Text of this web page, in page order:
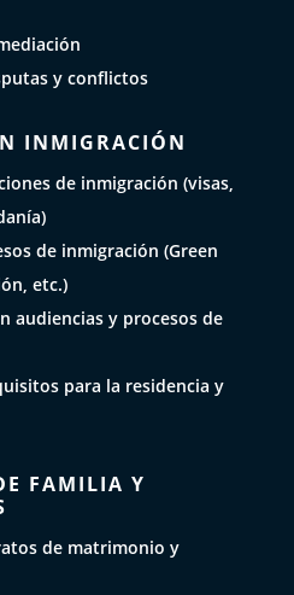
y conflictos
INMIGRACIÓN
de inmigración (visas,
de inmigración (Green
etc.)
audiencias y procesos de
para la residencia y
FAMILIA Y
de matrimonio y